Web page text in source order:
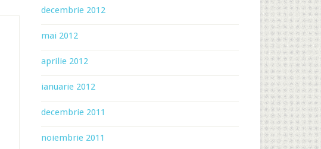
decembrie 2012
mai 2012
aprilie 2012
ianuarie 2012
decembrie 2011
noiembrie 2011